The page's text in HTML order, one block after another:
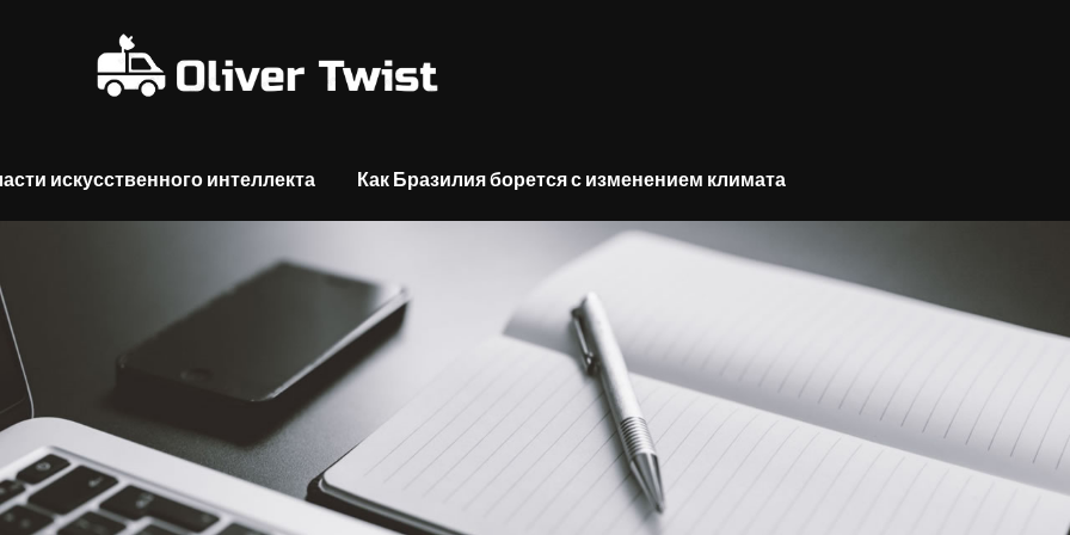
искусственного интеллекта Как Бразилия борется с изменением климата